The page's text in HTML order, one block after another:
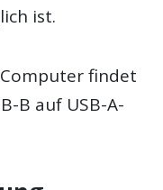
ist.
findet
B auf USB-A-